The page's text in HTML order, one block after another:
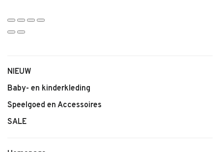
NIEUW
Baby- en kinderkleding
Speelgoed en Accessoires
SALE